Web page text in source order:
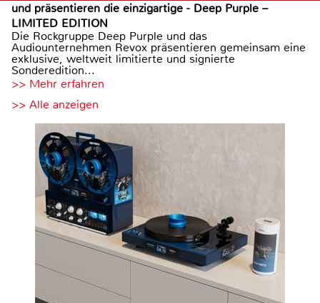
und präsentieren die einzigartige - Deep Purple –
LIMITED EDITION
Die Rockgruppe Deep Purple und das
Audiounternehmen Revox präsentieren gemeinsam eine
exklusive, weltweit limitierte und signierte
Sonderedition...
>> Mehr erfahren
>> Alle anzeigen